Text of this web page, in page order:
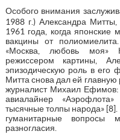
Особого внимания
1988 г.) Александра
1961 года, когда японские
вакцины от
«Москва, любовь моя»
режиссером картины,
эпизодическую роль в его
Митта снова дал ей главную
журналист Михаил Ефимов:
авиалайнер
тысячные толпы народа» [8].
гуманитарные вопросы
разногласия.